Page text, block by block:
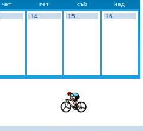
чет пет съб
нед
14. 15. 16.